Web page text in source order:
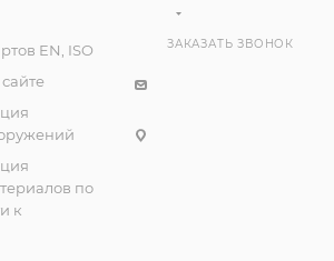
EN, ISO
по
к
ЗАКАЗАТЬ ЗВОНОК